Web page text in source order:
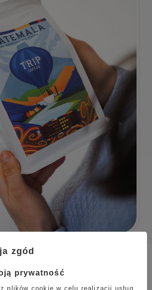
COFFEE Gwatemala
zgód
prywatność
plików cookie w celu realizacji usług